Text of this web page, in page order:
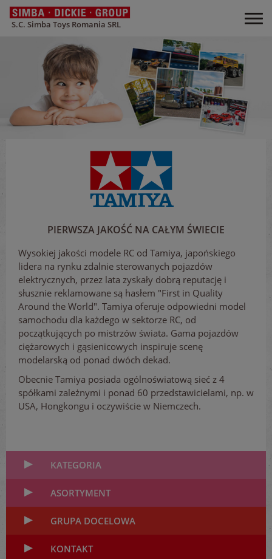
S.C. Simba Toys Romania SRL
PIERWSZA JAKOŚĆ NA CAŁYM ŚWIECIE
Wysokiej jakości modele RC od Tamiya, japońskiego
lidera na rynku zdalnie sterowanych pojazdów
elektrycznych, przez lata zyskały dobrą reputację i
słusznie reklamowane są hasłem "First in Quality
Around the World". Tamiya oferuje odpowiedni model
samochodu dla każdego w sektorze RC, od
początkujących po mistrzów świata. Gama pojazdów
ciężarowych i gąsienicowych inspiruje scenę
modelarską od ponad dwóch dekad.
Obecnie Tamiya posiada ogólnoświatową sieć z 4
spółkami zależnymi i ponad 60 przedstawicielami, np. w
USA, Hongkongu i oczywiście w Niemczech.
KATEGORIA
ASORTYMENT
GRUPA DOCELOWA
KONTAKT